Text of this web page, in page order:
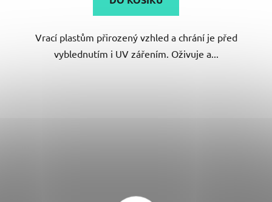
Vrací plastům přirozený vzhled a chrání je před
vyblednutím i UV zářením. Oživuje a...